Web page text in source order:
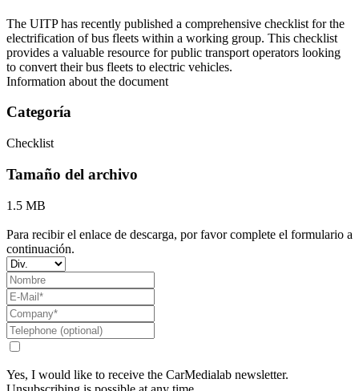
The UITP has recently published a comprehensive checklist for the
electrification of bus fleets within a working group. This checklist
provides a valuable resource for public transport operators looking
to convert their bus fleets to electric vehicles.
Information about the document
Categoría
Checklist
Tamaño del archivo
1.5 MB
Para recibir el enlace de descarga, por favor complete el formulario a
continuación.
Yes, I would like to receive the CarMedialab newsletter.